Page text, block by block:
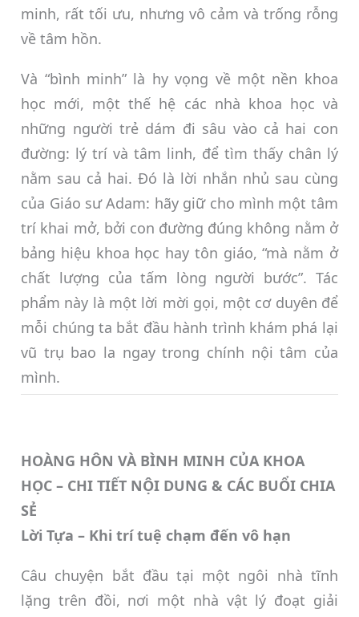
minh, rất tối ưu, nhưng vô cảm và trống rỗng
về tâm hồn.
Và “bình minh” là hy vọng về một nền khoa
học mới, một thế hệ các nhà khoa học và
những người trẻ dám đi sâu vào cả hai con
đường: lý trí và tâm linh, để tìm thấy chân lý
nằm sau cả hai. Đó là lời nhắn nhủ sau cùng
của Giáo sư Adam: hãy giữ cho mình một tâm
trí khai mở, bởi con đường đúng không nằm ở
bảng hiệu khoa học hay tôn giáo, “mà nằm ở
chất lượng của tấm lòng người bước”. Tác
phẩm này là một lời mời gọi, một cơ duyên để
mỗi chúng ta bắt đầu hành trình khám phá lại
vũ trụ bao la ngay trong chính nội tâm của
mình.
HOÀNG HÔN VÀ BÌNH MINH CỦA KHOA
HỌC – CHI TIẾT NỘI DUNG & CÁC BUỔI CHIA
SẺ
Lời Tựa – Khi trí tuệ chạm đến vô hạn
Câu chuyện bắt đầu tại một ngôi nhà tĩnh
lặng trên đồi, nơi một nhà vật lý đoạt giải